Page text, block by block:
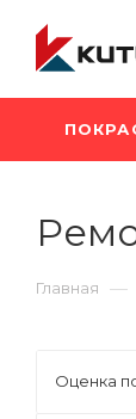
Главная —
Оценка